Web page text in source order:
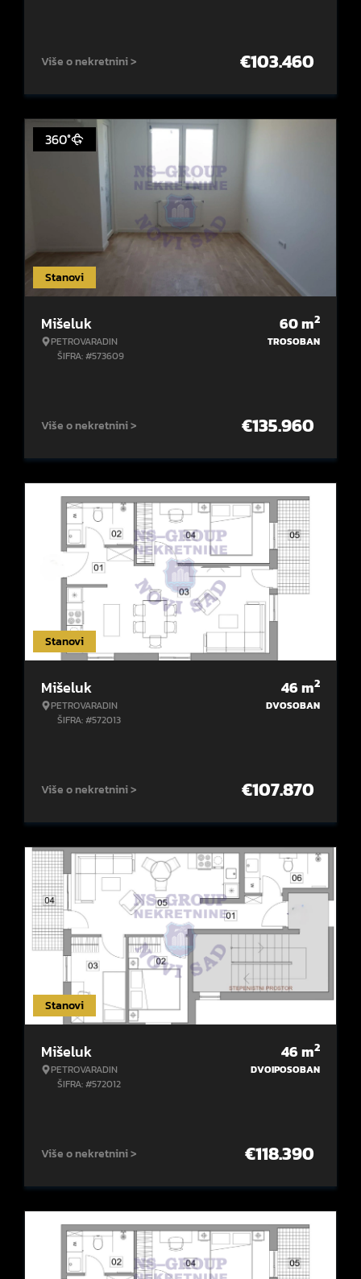
Više o nekretnini > €103.460
Stanovi
360°
Mišeluk
PETROVARADIN
ŠIFRA: #573609
60m2
TROSOBAN
Više o nekretnini > €135.960
Stanovi
Mišeluk
PETROVARADIN
ŠIFRA: #572013
46m2
DVOSOBAN
Više o nekretnini > €107.870
Stanovi
Mišeluk
PETROVARADIN
ŠIFRA: #572012
46m2
DVOIPOSOBAN
Više o nekretnini > €118.390